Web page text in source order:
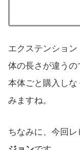
エクステンショ
体の長さが違う
本体ごと購入し
みますね。
ちなみに、今回